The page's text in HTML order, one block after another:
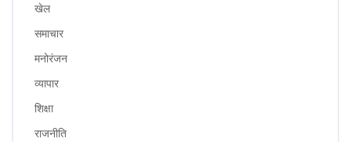
खेल
समाचार
मनोरंजन
व्यापार
शिक्षा
राजनीति